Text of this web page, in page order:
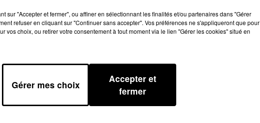
sur "Accepter et fermer", ou affiner en sélectionnant les finalités et/ou partenaires dans "Gérer
refuser en cliquant sur "Continuer sans accepter". Vos préférences ne s'appliqueront que pour
vos choix, ou retirer votre consentement à tout moment via le lien "Gérer les cookies" situé en
Gérer mes choix
Accepter et
fermer